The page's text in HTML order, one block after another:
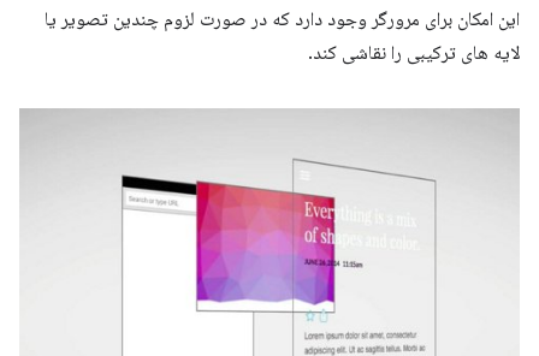
این امکان برای مرورگر وجود دارد که در صورت لزوم چندین تصویر یا
لایه های ترکیبی را نقاشی کند.